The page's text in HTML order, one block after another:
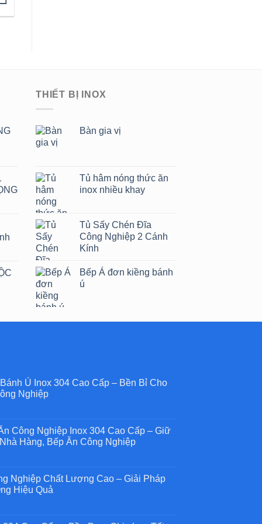
THIẾT BỊ INOX
Bàn gia vị
Tủ hâm nóng thức ăn
inox nhiều khay
Tủ Sấy Chén Đĩa
Công Nghiệp 2 Cánh
Kính
Bếp Á đơn kiềng bánh
ú
Ú Inox 304 Cao Cấp – Bền Bỉ Cho
Nghiệp
Công Nghiệp Inox 304 Cao Cấp – Giữ
Hàng, Bếp Ăn Công Nghiệp
Nghiệp Chất Lượng Cao – Giải Pháp
Hiệu Quả